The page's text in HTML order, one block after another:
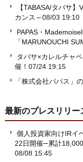
【TABASA/タバサ
カンス～08/03 19:10
PAPAS・
「MARUNOUCHI
タバサ×カレルチャ
催！ 07/24 19:15
「株式会社パパス」
最新のプレスリリー
個人投資家向けIRイ
22日開催─累計
08/08 15:45